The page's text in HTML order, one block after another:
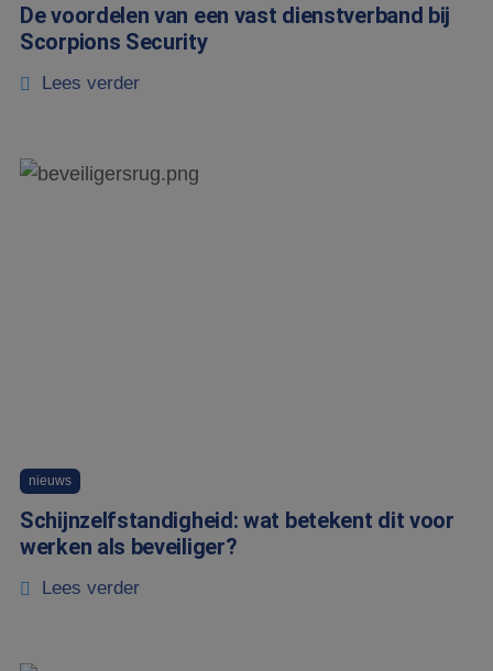
De voordelen van een vast dienstverband bij
Scorpions Security
Lees verder
nieuws
Schijnzelfstandigheid: wat betekent dit voor
werken als beveiliger?
Lees verder